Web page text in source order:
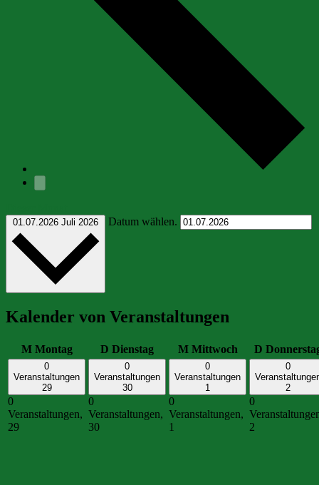
01.07.2026 Juli 2026 Datum wählen.
Kalender von Veranstaltungen
M Montag D Dienstag M Mittwoch D
0
Veranstaltungen
29
0
Veranstaltungen,
29
0
Veranstaltungen
30
0
Veranstaltungen,
30
0
Veranstaltungen
1
0
Veranstaltungen,
1
0
2
0
2